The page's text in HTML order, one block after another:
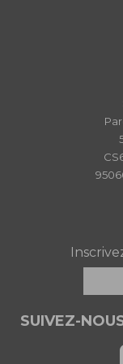
SUIVEZ-